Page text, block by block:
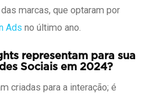
marcas, que optaram por
Ads no último ano.
representam para sua
Sociais em 2024?
criadas para a interação; é